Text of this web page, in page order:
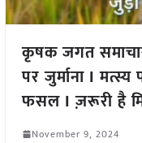
कृषक जगत
पर जुर्माना I
फसल I ज़रूरी है
November 9, 2024